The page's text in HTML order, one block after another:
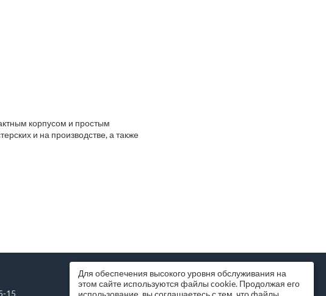
корпусом и простым
и на производстве, а также
15
МИССИЯ КОМПАНИИ
Помогаем бизнесу и частным лицам
Для обеспечения высокого уровня обслуживания на
этом сайте используются файлы cookie. Продолжая его
использование, вы соглашаетесь с тем, что файлы